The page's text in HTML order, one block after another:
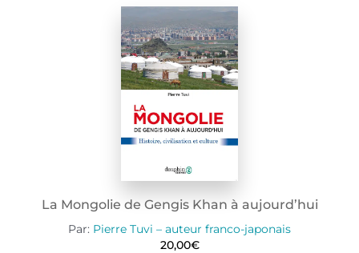
La Mongolie de Gengis Khan à aujourd’hui
Par: Pierre Tuvi – auteur franco-japonais
20,00€